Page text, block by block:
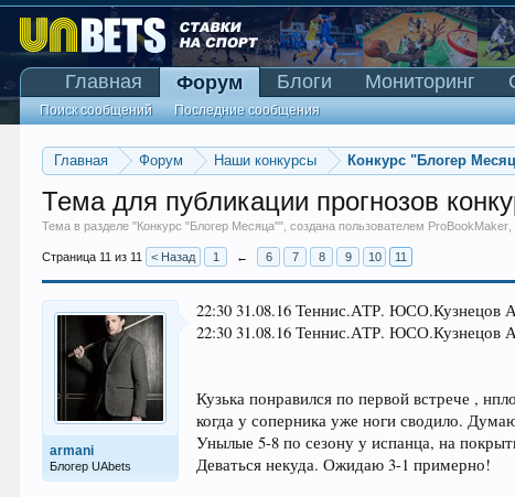
Главная Форум Наши конкурсы Конкурс "Блогер
Тема для публикации прогнозов
Тема в разделе "Конкурс "Блогер Месяца"", создана пользователем ProBookMaker
Страница 11 из 11 < Назад 1 ← 6 7 8 9 10 11
armani
Блогер UAbets
22:30 31.08.16 Теннис.АТР. ЮСО.Кузнецов
22:30 31.08.16 Теннис.АТР. ЮСО.Кузнецов
Кузька понравился по первой встрече ,
когда у соперника уже ноги сводило.
Унылые 5-8 по сезону у испанца, на
Деваться некуда. Ожидаю 3-1 примерно!
Главная Форум
Поиск сообщений Последние сообщения
Блоги Мониторинг